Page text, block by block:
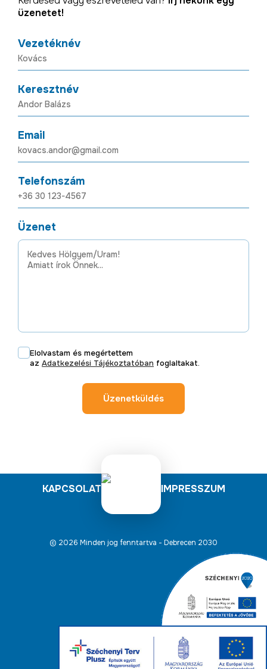
üzenetet!
Vezetéknév
Keresztnév
Email
Telefonszám
Üzenet
Elolvastam és megértettem
az Adatkezelési Tájékoztatóban foglaltakat.
Üzenetküldés
KAPCSOLAT IMPRESSZUM
© 2026 Minden jog fenntartva - Debrecen 2030